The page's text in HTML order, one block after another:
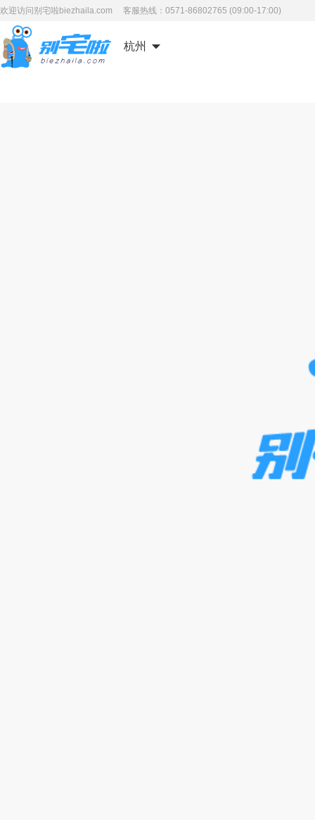
欢迎访问别宅啦biezhaila.com 客服热线：0571-86802765 (09:00-17:00)
杭州